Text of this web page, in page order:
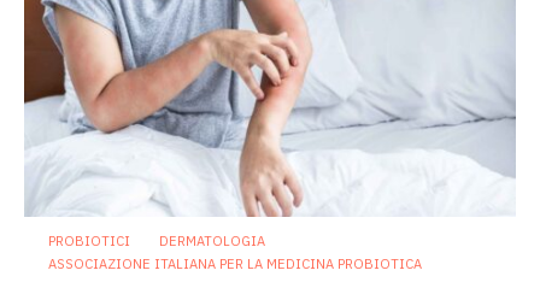
PROBIOTICI
DERMATOLOGIA
ASSOCIAZIONE ITALIANA PER LA MEDICINA PROBIOTICA